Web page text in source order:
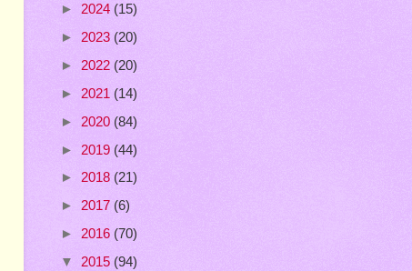
► 2024 (15)
► 2023 (20)
► 2022 (20)
► 2021 (14)
► 2020 (84)
► 2019 (44)
► 2018 (21)
► 2017 (6)
► 2016 (70)
▼ 2015 (94)